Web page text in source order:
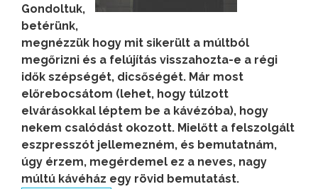
Gondoltuk,
betérünk,
megnézzük hogy mit sikerült a múltból
megőrizni és a felújítás visszahozta-e a régi
idők szépségét, dicsőségét. Már most
előrebocsátom (lehet, hogy túlzott
elvárásokkal léptem be a kávézóba), hogy
nekem csalódást okozott. Mielőtt a felszolgált
eszpresszót jellemezném, és bemutatnám,
úgy érzem, megérdemel ez a neves, nagy
múltú kávéház egy rövid bemutatást.